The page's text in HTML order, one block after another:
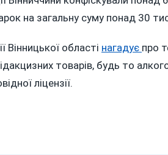
БЕЗ
ЛІЦЕНЗІЇ
на загальну суму понад 30
Вінницької області нагадує про
товарів, будь то
ліцензії.